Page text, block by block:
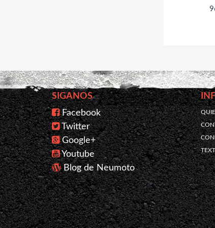
SIGANOS
Facebook
Twitter
Google+
Youtube
Blog de Neumoto